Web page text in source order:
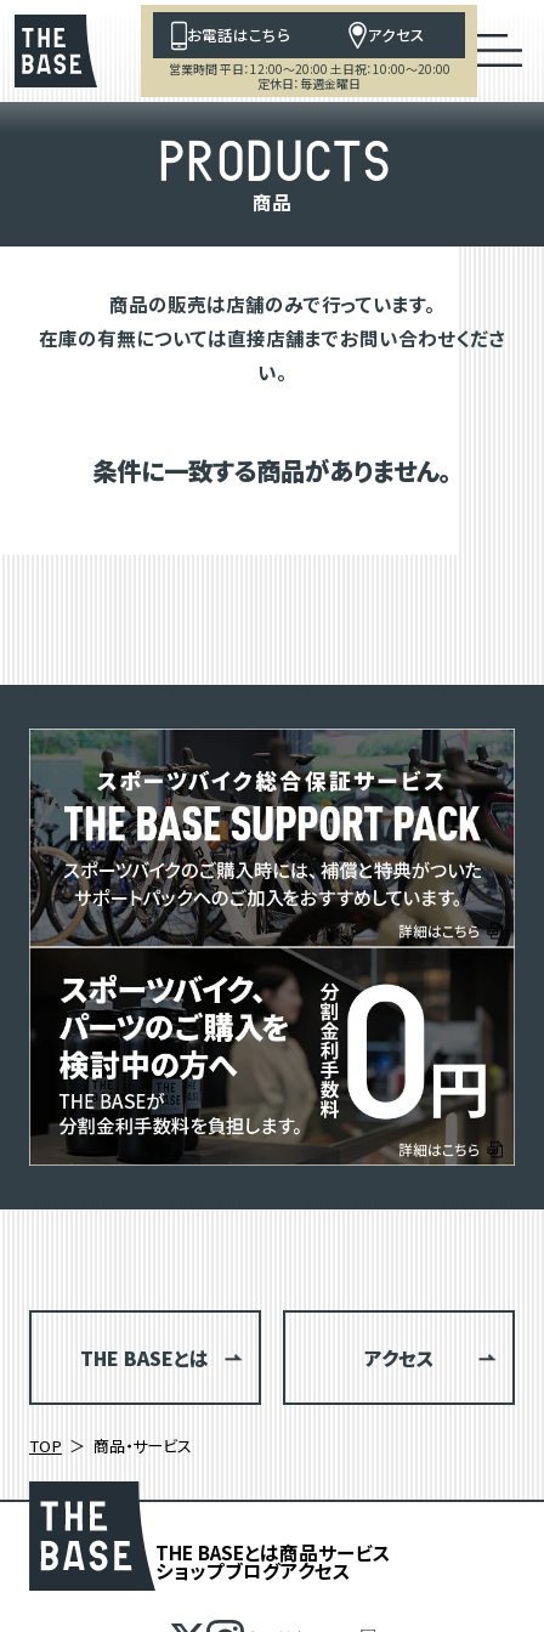
お電話はこちら アクセス
営業時間 平日：12:00～20:00 土日祝：10:00～20:00
定休日：毎週金曜日
PRODUCTS
商品
商品の販売は店舗のみで行っています。
在庫の有無については直接店舗までお問い合わせくださ
い。
条件に一致する商品がありません。
THE BASEとは アクセス
TOP 商品・サービス
THE BASEとは商品サービス
ショップブログアクセス